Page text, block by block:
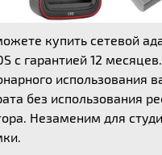
купить сетевой
с гарантией 12
использования
без использования
Незаменим для